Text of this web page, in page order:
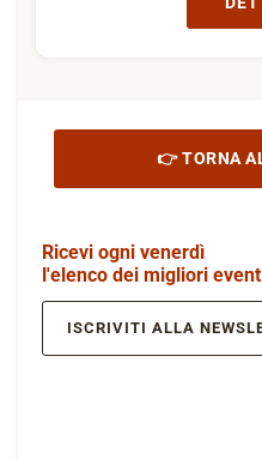
👉 TORNA
Ricevi ogni venerdì
l'elenco dei migliori
ISCRIVITI ALLA